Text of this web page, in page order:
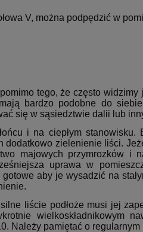
V, można podpędzić w
tego, że często
bardzo podobne do
się w sąsiedztwie dalii lub
i na ciepłym stanowisku.
dodatkowo zielenienie liści.
majowych przymrozków i
uprawa w
aby je wysadzić na
liście podłoże musi jej
wielkoskładnikowym
Należy pamiętać o